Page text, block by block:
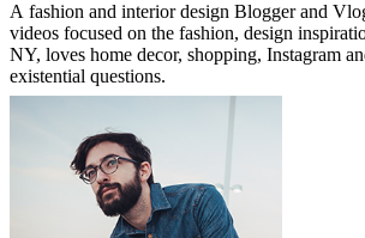
A fashion and interior design Blogger and
videos focused on the fashion, design
NY, loves home decor, shopping, Instagram
existential questions.